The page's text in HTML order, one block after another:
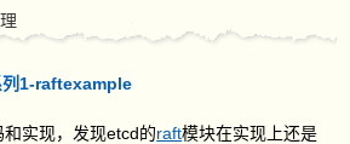
1-raftexample
实现，发现etcd的raft模块在实现上还是